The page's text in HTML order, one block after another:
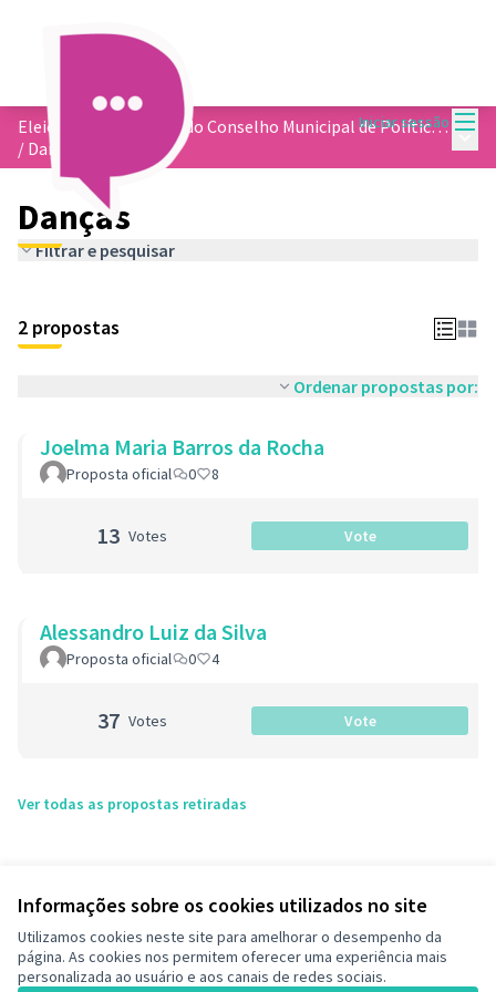
Informações sobre os cookies utilizados no site
Utilizamos cookies neste site para amelhorar o desempenho da
página. As cookies nos permitem oferecer uma experiência mais
personalizada ao usuário e aos canais de redes sociais.
Iniciar sessão
Eleição dos membros do Conselho Municipal de Política Cultural
/ Danças
Danças
Filtrar e pesquisar
2 propostas
Ordenar propostas por:
Joelma Maria Barros da Rocha
Proposta oficial 0 8
13 Votes Vote
Alessandro Luiz da Silva
Proposta oficial 0 4
37 Votes Vote
Ver todas as propostas retiradas